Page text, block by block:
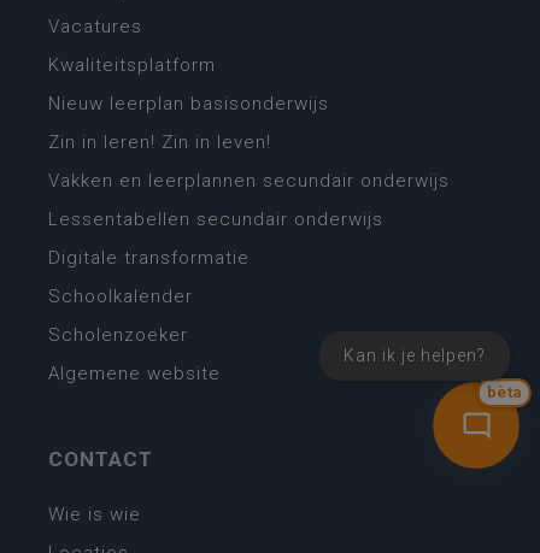
bèta
Kan ik je helpen?
Vacatures
Kwaliteitsplatform
Nieuw leerplan basisonderwijs
Zin in leren! Zin in leven!
Vakken en leerplannen secundair onderwijs
Lessentabellen secundair onderwijs
Digitale transformatie
Schoolkalender
Scholenzoeker
Algemene website
CONTACT
Wie is wie